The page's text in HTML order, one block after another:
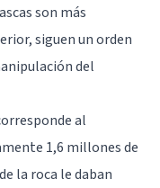
son más
siguen un orden
del
al
1,6 millones de
la roca le daban